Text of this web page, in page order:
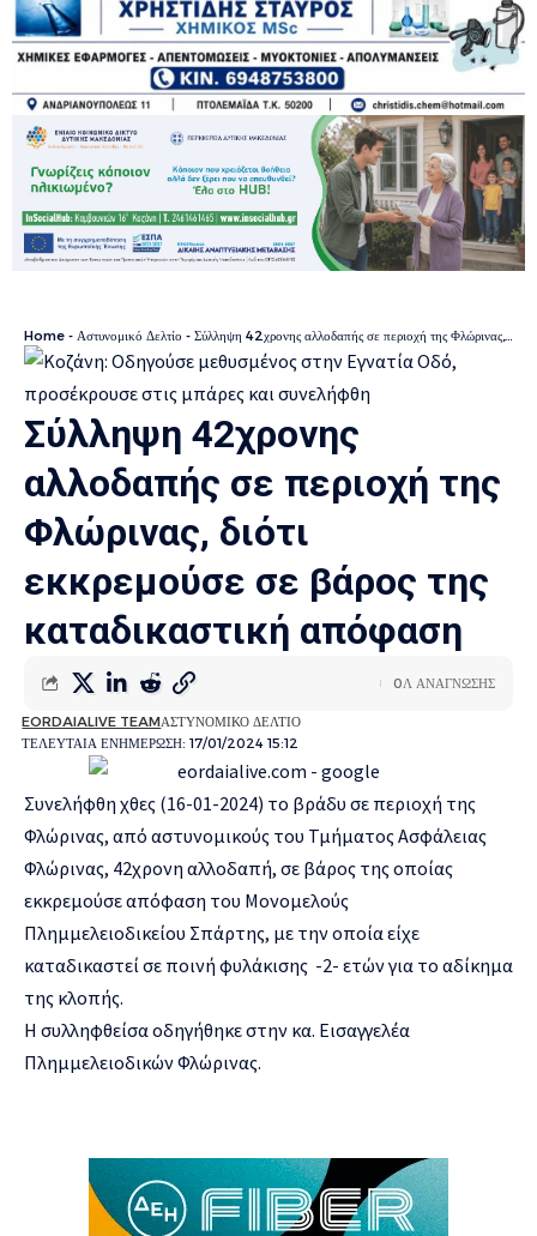
Home - Αστυνομικό Δελτίο - Σύλληψη 42χρονης αλλοδαπής σε περιοχή της Φλώρινας, διότι εκκρεμούσε σε βάρος της καταδικαστική απόφαση
Σύλληψη 42χρονης
αλλοδαπής σε περιοχή της
Φλώρινας, διότι
εκκρεμούσε σε βάρος της
καταδικαστική απόφαση
ΤΕΛΕΥΤΑΙΑ ΕΝΗΜΕΡΩΣΗ: 17/01/2024 15:12
EORDAIALIVE TEAMΑΣΤΥΝΟΜΙΚΟ ΔΕΛΤΙΟ
0Λ ΑΝΑΓΝΩΣΗΣ
Συνελήφθη χθες (16-01-2024) το βράδυ σε περιοχή της
Φλώρινας, από αστυνομικούς του Τμήματος Ασφάλειας
Φλώρινας, 42χρονη αλλοδαπή, σε βάρος της οποίας
εκκρεμούσε απόφαση του Μονομελούς
Πλημμελειοδικείου Σπάρτης, με την οποία είχε
καταδικαστεί σε ποινή φυλάκισης -2- ετών για το αδίκημα
της κλοπής.
Η συλληφθείσα οδηγήθηκε στην κα. Εισαγγελέα
Πλημμελειοδικών Φλώρινας.